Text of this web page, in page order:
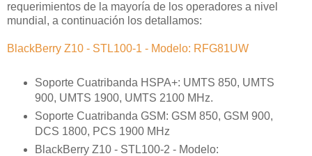
requerimientos de la mayoría de los operadores a nivel
mundial, a continuación los detallamos:
BlackBerry Z10 - STL100-1 - Modelo: RFG81UW
Soporte Cuatribanda HSPA+: UMTS 850, UMTS
900, UMTS 1900, UMTS 2100 MHz.
Soporte Cuatribanda GSM: GSM 850, GSM 900,
DCS 1800, PCS 1900 MHz
BlackBerry Z10 - STL100-2 - Modelo: